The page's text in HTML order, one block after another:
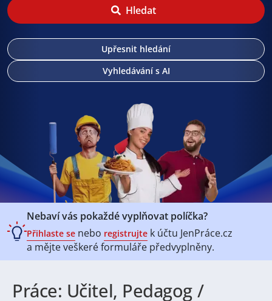
Hledat
Upřesnit hledání
Vyhledávání s AI
Nebaví vás pokaždé vyplňovat políčka?
Přihlaste se nebo registrujte k účtu JenPráce.cz
a mějte veškeréformuláře předvyplněny.
Práce: Učitel, Pedagog /